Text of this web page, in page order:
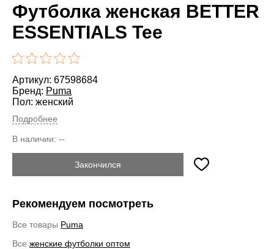
Футболка женская BETTER
ESSENTIALS Tee
Артикул: 67598684
Бренд: Puma
Пол: женский
Подробнее
В наличии: --
Закончился
Рекомендуем посмотреть
Все товары Puma
Все женские футболки оптом